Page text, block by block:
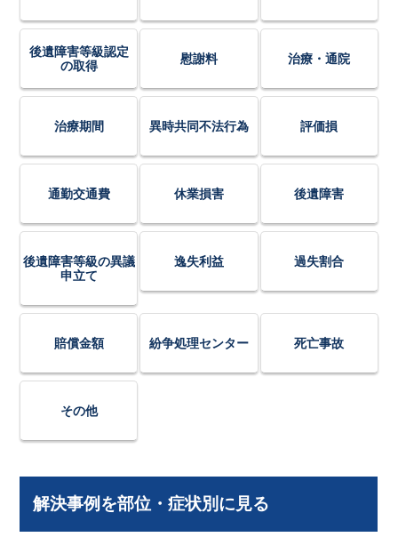
後遺障害等級認定
の取得
慰謝料 治療・通院
治療期間 異時共同不法行為 評価損
通勤交通費 休業損害 後遺障害
後遺障害等級の異議
申立て
逸失利益 過失割合
賠償金額 紛争処理センター 死亡事故
その他
解決事例を部位・症状別に見る